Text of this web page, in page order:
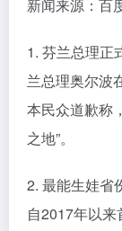
新闻来源：百
1. 芬兰总理正
兰总理奥尔波
本民众道歉称
之地”。
2. 最能生娃省
自2017年以